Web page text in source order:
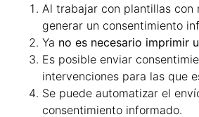
Al trabajar con plantillas con
generar un consentimiento
Ya no es necesario imprimir
Es posible enviar
intervenciones para las que
Se puede automatizar el
consentimiento informado.